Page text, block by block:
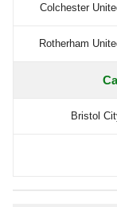
Colchester
Rotherham
Bristol